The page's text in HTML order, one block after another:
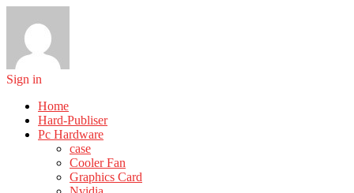
Sign in
Home
Hard-Publiser
Pc Hardware
case
Cooler Fan
Graphics Card